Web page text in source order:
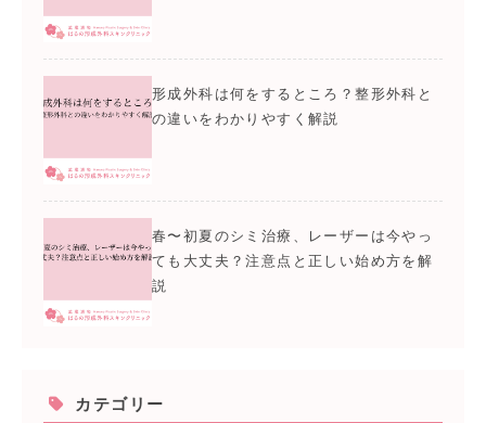
形成外科は何をするところ？整形外科と
の違いをわかりやすく解説
春〜初夏のシミ治療、レーザーは今やっ
ても大丈夫？注意点と正しい始め方を解
説
カテゴリー